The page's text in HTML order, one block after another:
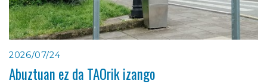
2026/07/24
Abuztuan ez da TAOrik izango